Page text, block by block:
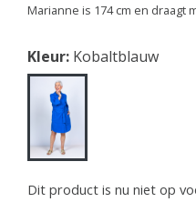
Marianne is 174 cm en draagt
Kleur: Kobaltblauw
Dit product is nu niet op